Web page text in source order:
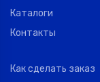
Каталоги
Контакты
Как сделать заказ